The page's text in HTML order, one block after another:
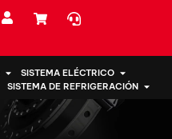
SISTEMA ELÉCTRICO
SISTEMA DE REFRIGERACIÓN